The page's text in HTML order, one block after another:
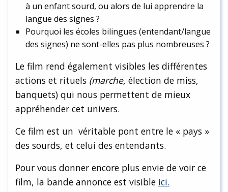
à un enfant sourd, ou alors de lui apprendre la
langue des signes ?
Pourquoi les écoles bilingues (entendant/langue
des signes) ne sont-elles pas plus nombreuses ?
Le film rend également visibles les différentes
actions et rituels (marche, élection de miss,
banquets) qui nous permettent de mieux
appréhender cet univers.
Ce film est un véritable pont entre le « pays »
des sourds, et celui des entendants.
Pour vous donner encore plus envie de voir ce
film, la bande annonce est visible ici.